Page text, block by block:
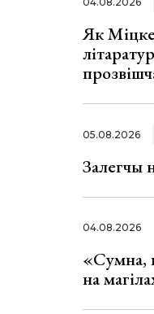
Як
05.08.2026
Залегчы
04.08.2026
«Сумна,
на